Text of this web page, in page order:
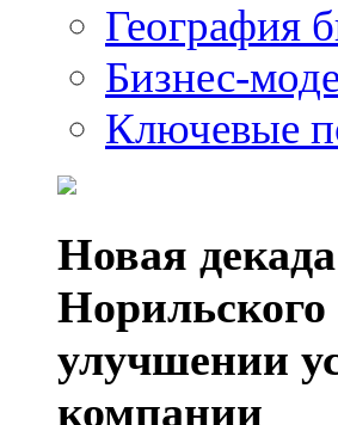
География
Бизнес-
Ключевые
Новая
улучшении
компании